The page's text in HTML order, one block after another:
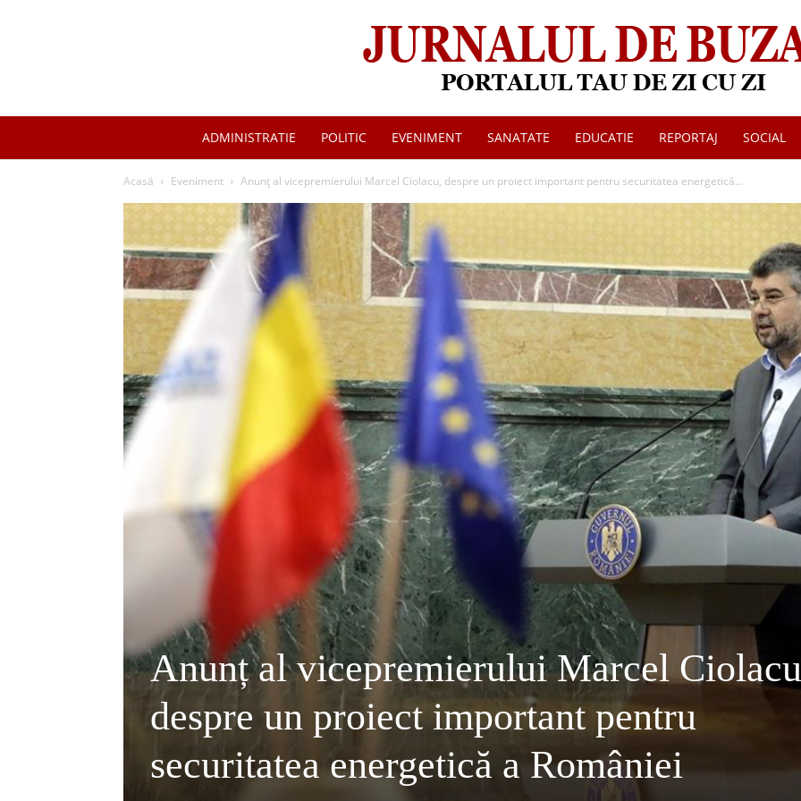
Jurnalul
de
Buzau
ADMINISTRATIE POLITIC EVENIMENT SANATATE EDUCATIE REPORTAJ SOCIAL
Acasă Eveniment Anunț al vicepremierului Marcel Ciolacu, despre un proiect important pentru securitatea energetică...
Anunț al vicepremierului Marcel
despre un proiect important pentru
securitatea energetică a României